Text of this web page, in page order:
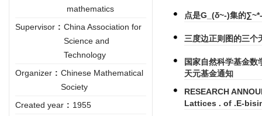
mathematics
Supervisor : China Association for
Science and
Technology
Organizer : Chinese Mathematical
Society
Created year : 1955
点是G_(δ~-)集的
三度边正则图的三个
国家自然科学基金数
天元基金通知
RESEARCH
Lattices . of .E-